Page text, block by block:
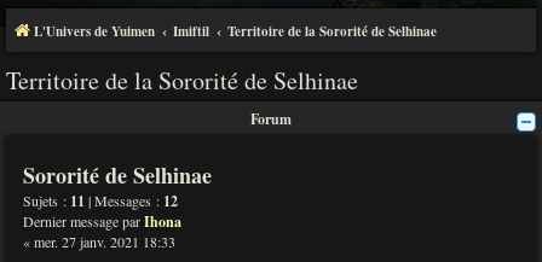
L'Univers de Yuimen Imiftil Territoire de la Sororité de Selhinae
Territoire de la Sororité de Selhinae
Forum
Sororité de Selhinae
Sujets : 11 | Messages : 12
Dernier message parIhona
« mer. 27 janv. 2021 18:33